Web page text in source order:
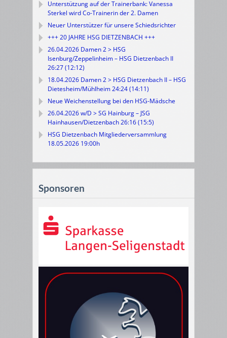
Unterstützung auf der Trainerbank: Vanessa
Sterkel wird Co-Trainerin der 2. Damen
Neuer Unterstützer für unsere Schiedsrichter
+++ 20 JAHRE HSG DIETZENBACH +++
26.04.2026 Damen 2 > HSG
Isenburg/Zeppelinheim – HSG Dietzenbach II
26:27 (12:12)
18.04.2026 Damen 2 > HSG Dietzenbach II – HSG
Dietesheim/Mühlheim 24:24 (14:11)
Neue Weichenstellung bei den HSG-Mädsche
26.04.2026 w/D > SG Hainburg – JSG
Hainhausen/Dietzenbach 26:16 (15:5)
HSG Dietzenbach Mitgliederversammlung
18.05.2026 19:00h
Sponsoren